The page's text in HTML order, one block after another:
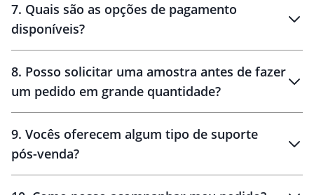
10 dias
brinde
48 horas
7. Quais são as opções de pagamento
disponíveis?
8. Posso solicitar uma amostra antes de fazer
um pedido em grande quantidade?
amostras
9. Vocês oferecem algum tipo de suporte
pós-venda?